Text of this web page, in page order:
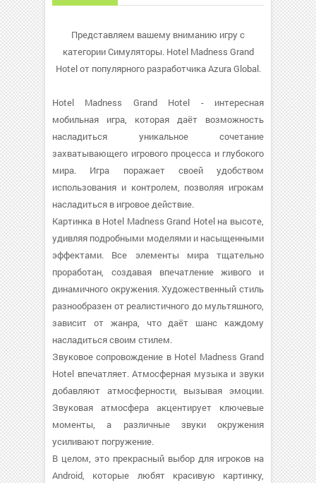
Представляем вашему вниманию игру с
категории Симуляторы. Hotel Madness Grand
Hotel от популярного разработчика Azura Global.
Hotel Madness Grand Hotel - интересная
мобильная игра, которая даёт возможность
насладиться уникальное сочетание
захватывающего игрового процесса и глубокого
мира. Игра поражает своей удобством
использования и контролем, позволяя игрокам
насладиться в игровое действие.
Картинка в Hotel Madness Grand Hotel на высоте,
удивляя подробными моделями и насыщенными
эффектами. Все элементы мира тщательно
проработан, создавая впечатление живого и
динамичного окружения. Художественный стиль
разнообразен от реалистичного до мультяшного,
зависит от жанра, что даёт шанс каждому
насладиться своим стилем.
Звуковое сопровождение в Hotel Madness Grand
Hotel впечатляет. Атмосферная музыка и звуки
добавляют атмосферности, вызывая эмоции.
Звуковая атмосфера акцентирует ключевые
моменты, а различные звуки окружения
усиливают погружение.
В целом, это прекрасный выбор для игроков на
Android, которые любят красивую картинку,